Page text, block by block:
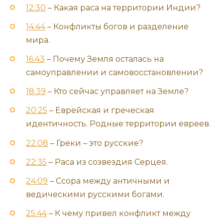
12:30 – Какая раса на территории Индии?
14:44– Конфликты богов и разделение
мира.
16:43 – Почему Земля осталась на
самоуправлении и самовосстановлении?
18:39 – Кто сейчас управляет на Земле?
20:25 – Еврейская и греческая
идентичность. Родные территории евреев.
22:08 – Греки – это русские?
22:35 – Раса из созвездия Серцея.
24:09 – Ссора между античными и
ведическими русскими богами.
25:44– К чему привел конфликт между